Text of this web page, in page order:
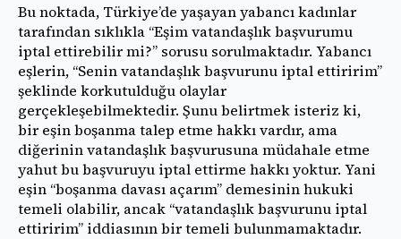
Bu noktada, Türkiye’de yaşayan yabancı kadınlar
tarafından sıklıkla “Eşim vatandaşlık başvurumu
iptal ettirebilir mi?” sorusu sorulmaktadır. Yabancı
eşlerin, “Senin vatandaşlık başvurunu iptal ettiririm”
şeklinde korkutulduğu olaylar
gerçekleşebilmektedir. Şunu belirtmek isteriz ki,
bir eşin boşanma talep etme hakkı vardır, ama
diğerinin vatandaşlık başvurusuna müdahale etme
yahut bu başvuruyu iptal ettirme hakkı yoktur. Yani
eşin “boşanma davası açarım” demesinin hukuki
temeli olabilir, ancak “vatandaşlık başvurunu iptal
ettiririm” iddiasının bir temeli bulunmamaktadır.